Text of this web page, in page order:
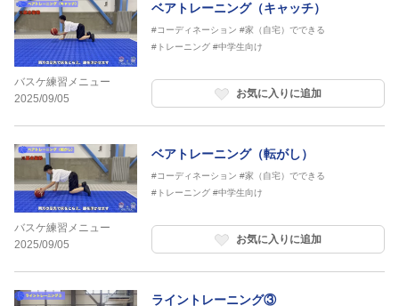
バスケ練習メニュー
2025/09/05
ベアトレーニング（キャッチ）
#コーディネーション #家（自宅）でできる
#トレーニング #中学生向け
お気に入りに追加
バスケ練習メニュー
2025/09/05
ベアトレーニング（転がし）
#コーディネーション #家（自宅）でできる
#トレーニング #中学生向け
お気に入りに追加
ライントレーニング③